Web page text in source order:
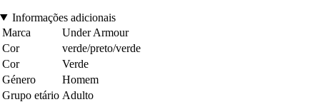
Informações adicionais
Marca
Under Armour
Cor
verde/preto/verde
Cor
Verde
Género
Homem
Grupo etário Adulto